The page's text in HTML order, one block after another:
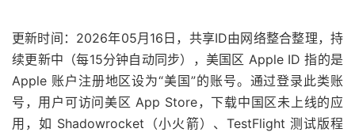
更新时间：2026年05月16日，共享ID由网络整合整理，持
续更新中（每15分钟自动同步），美国区 Apple ID 指的是
Apple 账户注册地区设为“美国”的账号。通过登录此类账
号，用户可访问美区 App Store，下载中国区未上线的应
用，如 Shadowrocket（小火箭）、TestFlight 测试版程